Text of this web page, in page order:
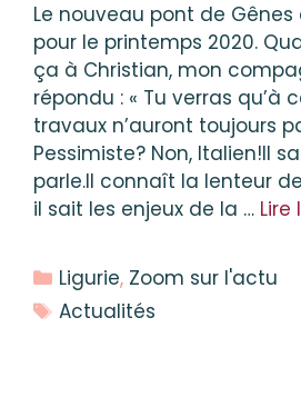
Le nouveau pont de
pour le printemps 2020.
ça à Christian, mon
répondu : « Tu verras qu’à
travaux n’auront toujours
Pessimiste? Non, Italien!Il
parle.Il connaît la lenteur
il sait les enjeux de la … Lire
Catégories
Ligurie, Zoom sur l'actu
Étiquettes
Actualités